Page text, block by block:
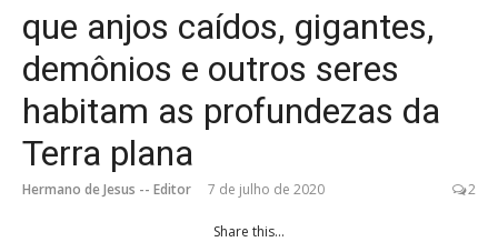
que anjos caídos, gigantes,
demônios e outros seres
habitam as profundezas da
Terra plana
Hermano de Jesus -- Editor 7 de julho de 2020 2
Share this...